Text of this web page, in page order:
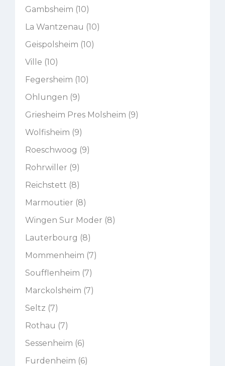
Gambsheim (10)
La Wantzenau (10)
Geispolsheim (10)
Ville (10)
Fegersheim (10)
Ohlungen (9)
Griesheim Pres Molsheim (9)
Wolfisheim (9)
Roeschwoog (9)
Rohrwiller (9)
Reichstett (8)
Marmoutier (8)
Wingen Sur Moder (8)
Lauterbourg (8)
Mommenheim (7)
Soufflenheim (7)
Marckolsheim (7)
Seltz (7)
Rothau (7)
Sessenheim (6)
Furdenheim (6)